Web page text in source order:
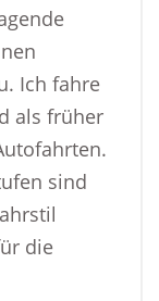
Ich fahre
als früher
sind
die